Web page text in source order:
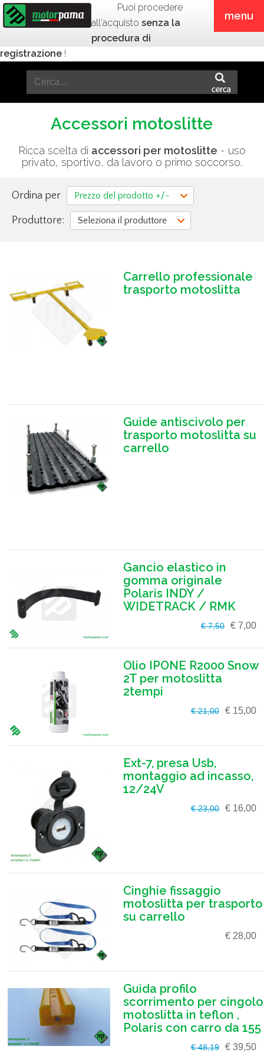
menu
Puoi procedere
all'acquisto senza la
procedura di
registrazione !
Accessori motoslitte
Ricca scelta di accessori per motoslitte - uso
privato, sportivo, da lavoro o primo soccorso.
Ordina per Prezzo del prodotto +/-
Produttore: Seleziona il produttore
Carrello professionale
trasporto motoslitta
Guide antiscivolo per
trasporto motoslitta su
carrello
Gancio elastico in
gomma originale
Polaris INDY /
WIDETRACK / RMK
€ 7,50 € 7,00
Olio IPONE R2000 Snow
2T per motoslitta
2tempi
€ 21,00 € 15,00
Ext-7, presa Usb,
montaggio ad incasso,
12/24V
€ 23,00 € 16,00
Cinghie fissaggio
motoslitta per trasporto
su carrello
€ 28,00
Guida profilo
scorrimento per cingolo
motoslitta in teflon ,
Polaris con carro da 155
€ 48,19 € 39,50